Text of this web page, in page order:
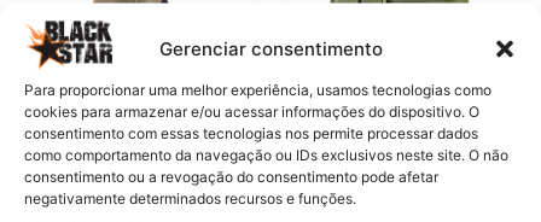
Gerenciar consentimento
Para proporcionar uma melhor experiência, usamos tecnologias como
cookies para armazenar e/ou acessar informações do dispositivo. O
consentimento com essas tecnologias nos permite processar dados
como comportamento da navegação ou IDs exclusivos neste site. O não
consentimento ou a revogação do consentimento pode afetar
negativamente determinados recursos e funções.